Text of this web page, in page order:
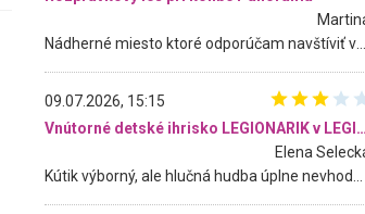
09.07.2026, 15:15
Vnútorné detské ihrisko LEGIONARIK v LEGIA Fitness
Elena